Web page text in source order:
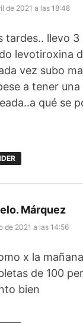
de 2021 a las 18:48
tardes.. llevo 3
levotiroxina
vez subo
a tener
qué se
Márquez
de 2021 a las 14:56
x la
de 100
bien